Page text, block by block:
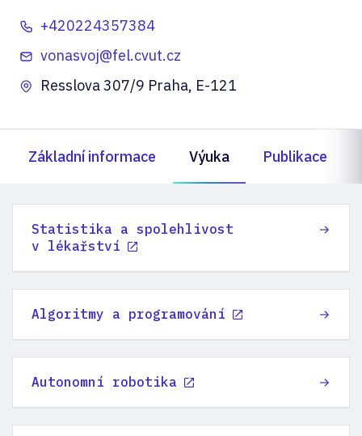
+420224357384
vonasvoj@fel.cvut.cz
Resslova 307/9 Praha, E-121
Základní informace Výuka Publikace
Statistika a spolehlivost
v lékařství
Algoritmy a programování
Autonomní robotika